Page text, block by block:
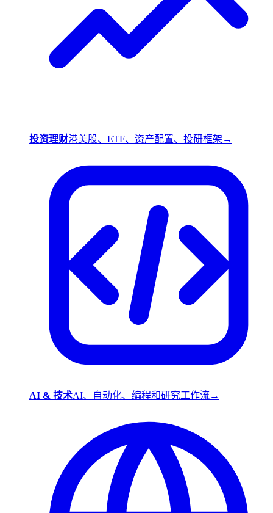
投资理财港美股、ETF、资产配置、投研框架 →
AI & 技术AI、自动化、编程和研究工作流→